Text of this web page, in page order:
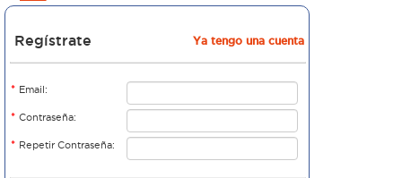
Regístrate Ya tengo una cuenta
* Email:
* Contraseña:
* Repetir Contraseña: